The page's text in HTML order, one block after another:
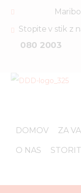
Stopite v stik z
080 2003
DOMOV ZA
O NAS